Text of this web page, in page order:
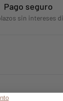
Pago seguro
sin intereses